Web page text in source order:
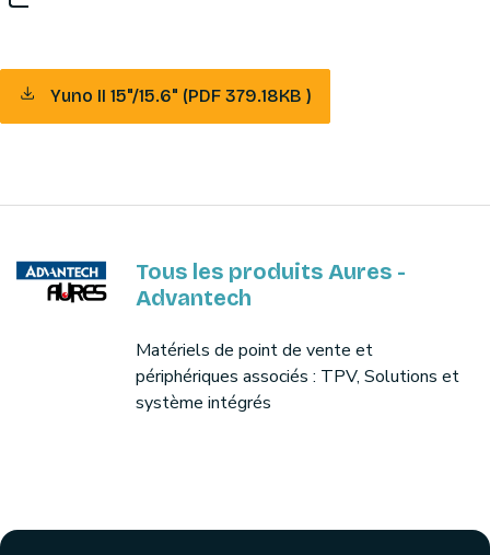
Yuno II 15"/15.6" (PDF 379.18KB )
Tous les produits Aures -
Advantech
Matériels de point de vente et
périphériques associés : TPV, Solutions et
système intégrés